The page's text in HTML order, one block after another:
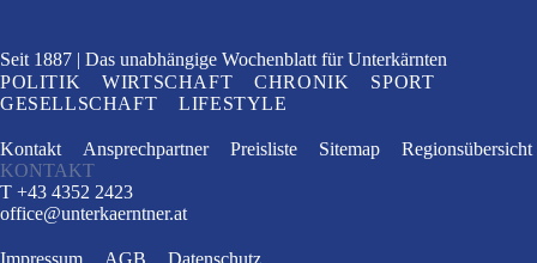
Seit 1887 Das unabhängige Wochenblatt für Unterkärnten
POLITIK
WIRTSCHAFT CHRONIK
SPORT
GESELLSCHAFT
LIFESTYLE
Kontakt Ansprechpartner Preisliste Sitemap
Regionsübersicht
KONTAKT
T +43 4352 2423
office@unterkaerntner.at
Impressum AGB Datenschutz